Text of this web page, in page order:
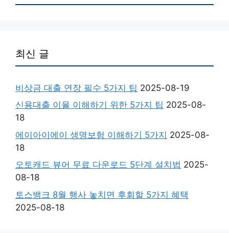
최신 글
비상금 대출 연장 필수 5가지 팁 2025-08-19
신용대출 이율 이해하기 위한 5가지 팁 2025-08-
18
에이아이에이 생명보험 이해하기 5가지 2025-08-
18
오토캐드 뷰어 무료 다운로드 5단계 설치법 2025-
08-18
토스뱅크 8월 행사 놓치면 후회할 5가지 혜택
2025-08-18